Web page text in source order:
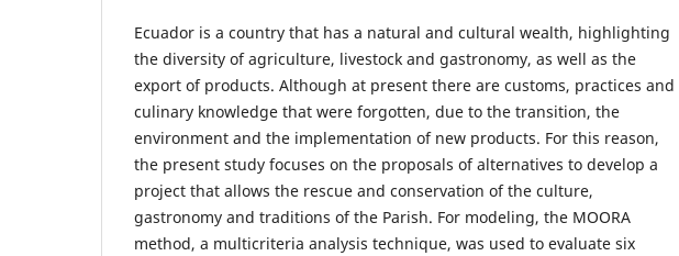
Ecuador is a country that has a natural and cultural wealth, highlighting
the diversity of agriculture, livestock and gastronomy, as well as the
export of products. Although at present there are customs, practices and
culinary knowledge that were forgotten, due to the transition, the
environment and the implementation of new products. For this reason,
the present study focuses on the proposals of alternatives to develop a
project that allows the rescue and conservation of the culture,
gastronomy and traditions of the Parish. For modeling, the MOORA
method, a multicriteria analysis technique, was used to evaluate six